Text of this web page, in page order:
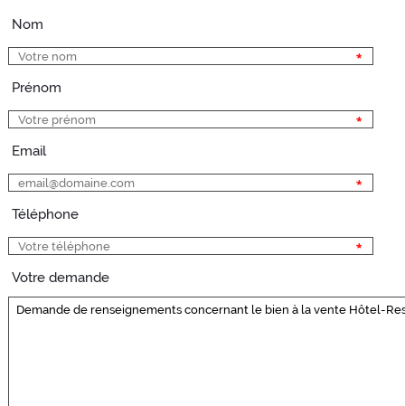
Nom
Prénom
Email
Téléphone
Votre demande